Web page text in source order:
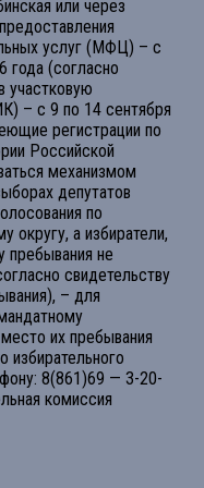
или через
услуг (МФЦ) – с
года (согласно
участковую
– с 9 по 14 сентября
регистрации по
Российской
механизмом
депутатов
по
округу, а избиратели,
пребывания не
свидетельству
– для
их пребывания
избирательного
8(861)69 — 3-20-
комиссия